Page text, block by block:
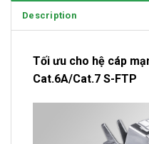
Description
Tối ưu cho hệ cáp
Cat.6A/Cat.7 S-FTP